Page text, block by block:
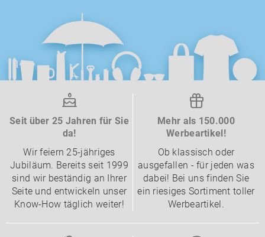
Seit über 25 Jahren für Sie
da!
Wir feiern 25-jähriges
Jubiläum. Bereits seit 1999
sind wir beständig an Ihrer
Seite und entwickeln unser
Know-How täglich weiter!
Mehr als 150.000
Werbeartikel!
Ob klassisch oder
ausgefallen - für jeden was
dabei! Bei uns finden Sie
ein riesiges Sortiment toller
Werbeartikel.